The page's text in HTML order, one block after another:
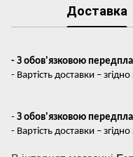
Доставка
- З обов'язковою
- Вартість доставки –
- З обов'язковою
- Вартість доставки –